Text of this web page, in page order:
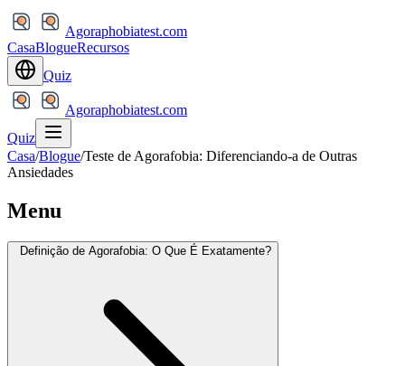
Agoraphobiatest.com
CasaBlogueRecursos
Quiz
Agoraphobiatest.com
Quiz
Casa/Blogue/Teste de Agorafobia: Diferenciando-a de Outras
Ansiedades
Menu
Definição de Agorafobia: O Que É Exatamente?